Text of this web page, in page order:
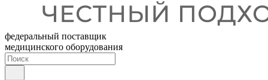
федеральный поставщик
медицинского оборудования